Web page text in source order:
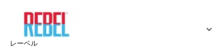
レーベル